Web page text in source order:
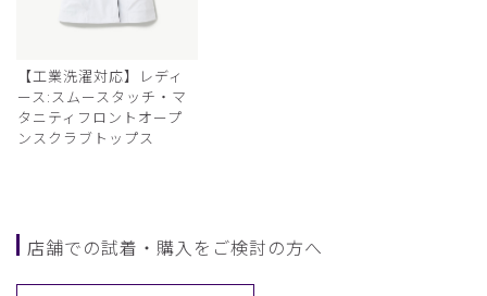
【工業洗濯対応】レディ
ース:スムースタッチ・マ
タニティフロントオープ
ンスクラブトップス
店舗での試着・購入をご検討の方へ